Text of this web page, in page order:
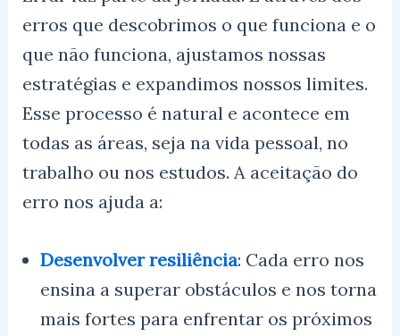
erros que descobrimos o que funciona e o
que não funciona, ajustamos nossas
estratégias e expandimos nossos limites.
Esse processo é natural e acontece em
todas as áreas, seja na vida pessoal, no
trabalho ou nos estudos. A aceitação do
erro nos ajuda a:
Desenvolver resiliência: Cada erro nos
ensina a superar obstáculos e nos torna
mais fortes para enfrentar os próximos